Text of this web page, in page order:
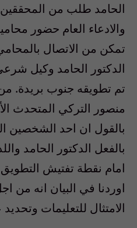
الحامد طلب من
والادعاء العام حضور
تمكن من الاتصال
الدكتور الحامد وكيل
تم تطويقه جنوب بريدة.
منصور التركي المتحدث
بالقول ان احد الشخصين
بالفعل الدكتور الحامد
امام نقطة تفتيش التطويق
اوردنا في البيان انه من
الامتثال للتعليمات